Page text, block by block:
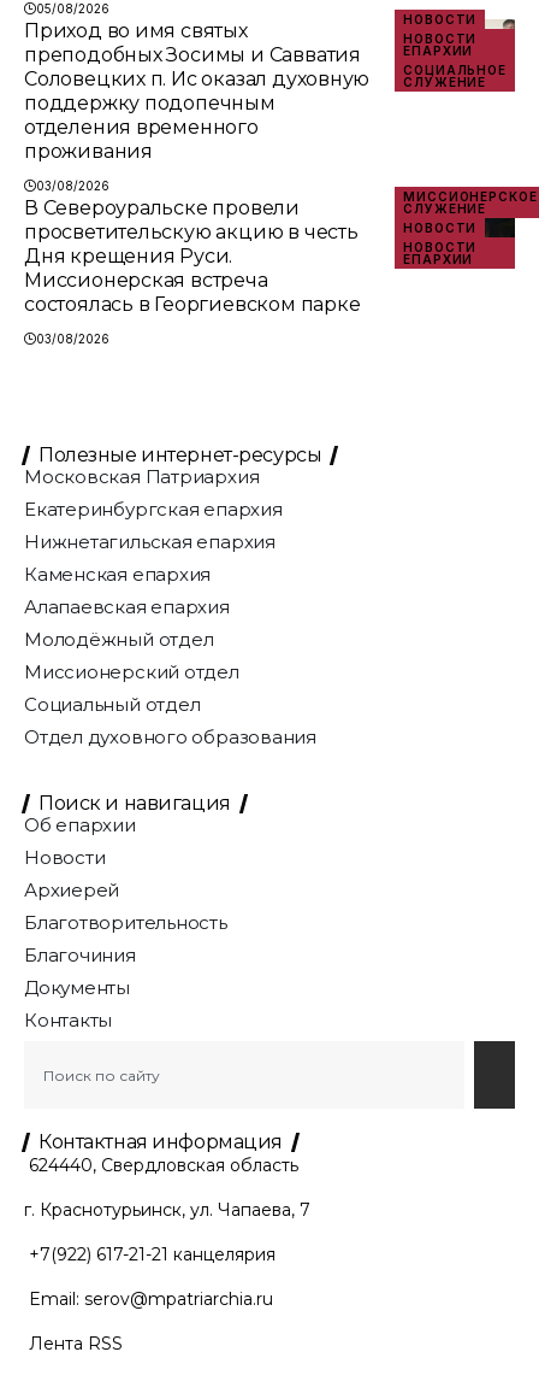
05/08/2026
НОВОСТИ
НОВОСТИ
ЕПАРХИИ
СОЦИАЛЬНОЕ
СЛУЖЕНИЕ
Приход во имя святых
преподобных Зосимы и Савватия
Соловецких п. Ис оказал духовную
поддержку подопечным
отделения временного
проживания
03/08/2026
МИССИОНЕРСКОЕ
СЛУЖЕНИЕ
НОВОСТИ
НОВОСТИ
ЕПАРХИИ
В Североуральске провели
просветительскую акцию в честь
Дня крещения Руси.
Миссионерская встреча
состоялась в Георгиевском парке
03/08/2026
Полезные интернет-ресурсы
Московская Патриархия
Екатеринбургская епархия
Нижнетагильская епархия
Каменская епархия
Алапаевская епархия
Молодёжный отдел
Миссионерский отдел
Социальный отдел
Отдел духовного образования
Поиск и навигация
Об епархии
Новости
Архиерей
Благотворительность
Благочиния
Документы
Контакты
Контактная информация
624440, Свердловская область
г. Краснотурьинск, ул. Чапаева, 7
+7(922) 617-21-21 канцелярия
Email: serov@mpatriarchia.ru
Лента RSS